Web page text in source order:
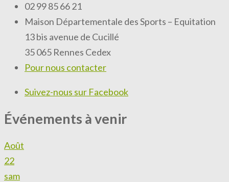
02 99 85 66 21
Maison Départementale des Sports – Equitation
13 bis avenue de Cucillé
35 065 Rennes Cedex
Pour nous contacter
Suivez-nous sur Facebook
Événements à venir
Août
22
sam